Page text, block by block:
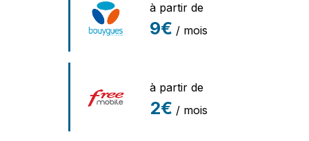
à partir de
9€ / mois
à partir de
2€ / mois